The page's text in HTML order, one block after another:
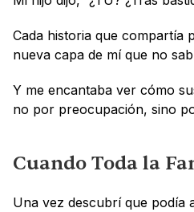
Cada historia que compartía
nueva capa de mí que no
Y me encantaba ver cómo
no por preocupación, sino
Cuando Toda la
Una vez descubrí que podía